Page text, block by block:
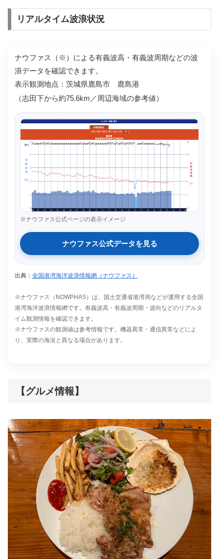
リアルタイム波浪状況
ナウファス（※）による有義波高・有義波周期などの波
浪データを確認できます。
表示観測地点：茨城県鹿島市 鹿島港
（志田下から約75.6km／周辺海域の参考値）
※ナウファス公式ページの表示イメージ
ナウファス公式データを見る
出典： 全国港湾海洋波浪情報網（ナウファス）
※ナウファス（NOWPHAS）は、国土交通省港湾局などが運用する全国
港湾海洋波浪情報網です。有義波高・有義波周期・波向などのリアルタ
イム観測情報を確認できます。
※ナウファスの観測値は参考情報です。機器異常・通信異常などによ
り、実際の海況と異なる場合があります。
【グルメ情報】